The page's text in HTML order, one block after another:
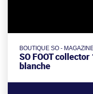
BOUTIQUE SO -
SO FOOT
blanche